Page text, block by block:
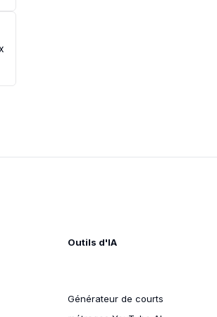
Outils d'IA
Générateur de courts